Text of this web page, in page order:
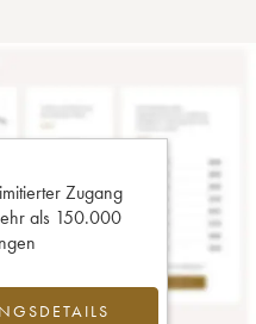
Zugang
als 150.000